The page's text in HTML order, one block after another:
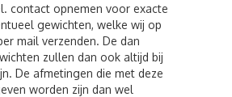
contact opnemen voor exacte
gewichten, welke wij op
mail verzenden. De dan
zullen dan ook altijd bij
De afmetingen die met deze
worden zijn dan wel